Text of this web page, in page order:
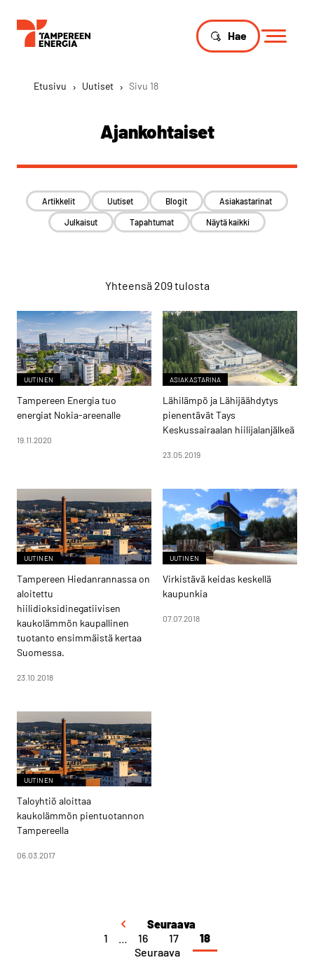
Hae
Etusivu › Uutiset › Sivu 18
Ajankohtaiset
Artikkelit Uutiset Blogit Asiakastarinat
Julkaisut Tapahtumat Näytä kaikki
Yhteensä 209 tulosta
UUTINEN
Tampereen Energia tuo
energiat Nokia-areenalle
19.11.2020
ASIAKASTARINA
Lähilämpö ja Lähijäähdytys
pienentävät Tays
Keskussairaalan hiilijalanjälkeä
23.05.2019
UUTINEN
Tampereen Hiedanrannassa on
aloitettu
hiilidioksidinegatiivisen
kaukolämmön kaupallinen
tuotanto ensimmäistä kertaa
Suomessa.
23.10.2018
UUTINEN
Virkistävä keidas keskellä
kaupunkia
07.07.2018
UUTINEN
Taloyhtiö aloittaa
kaukolämmön pientuotannon
Tampereella
06.03.2017
Seuraava
1
16 17
18
Seuraava